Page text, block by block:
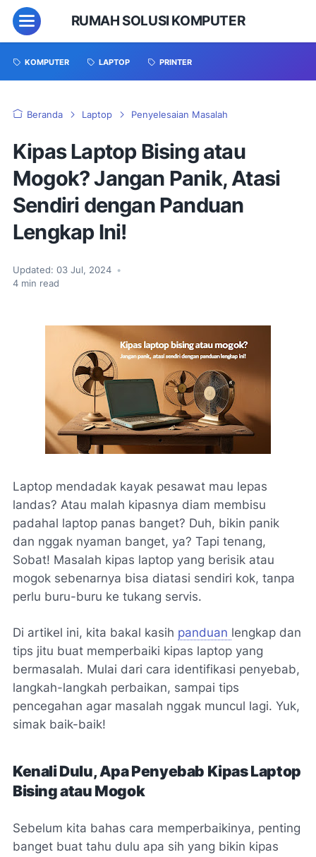
RUMAH SOLUSI KOMPUTER
KOMPUTER LAPTOP PRINTER
Beranda Laptop Penyelesaian Masalah
Kipas Laptop Bising atau
Mogok? Jangan Panik, Atasi
Sendiri dengan Panduan
Lengkap Ini!
Updated: 03 Jul, 2024 •
4 min read
Laptop mendadak kayak pesawat mau lepas
landas? Atau malah kipasnya diam membisu
padahal laptop panas banget? Duh, bikin panik
dan nggak nyaman banget, ya? Tapi tenang,
Sobat! Masalah kipas laptop yang berisik atau
mogok sebenarnya bisa diatasi sendiri kok, tanpa
perlu buru-buru ke tukang servis.
Di artikel ini, kita bakal kasih panduan lengkap dan
tips jitu buat memperbaiki kipas laptop yang
bermasalah. Mulai dari cara identifikasi penyebab,
langkah-langkah perbaikan, sampai tips
pencegahan agar masalah nggak muncul lagi. Yuk,
simak baik-baik!
Kenali Dulu, Apa Penyebab Kipas Laptop
Bising atau Mogok
Sebelum kita bahas cara memperbaikinya, penting
banget buat tahu dulu apa sih yang bikin kipas